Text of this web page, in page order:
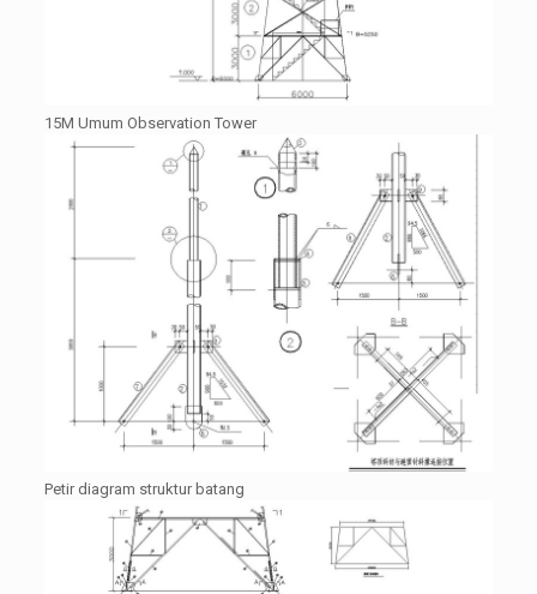
15M Umum Observation Tower
Petir diagram struktur batang